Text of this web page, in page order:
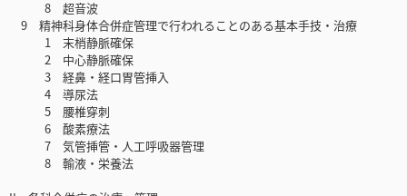
8 超音波
9 精神科身体合併症管理で行われることのある基本手技・治療
1 末梢静脈確保
2 中心静脈確保
3 経鼻・経口胃管挿入
4 導尿法
5 腰椎穿刺
6 酸素療法
7 気管挿管・人工呼吸器管理
8 輸液・栄養法